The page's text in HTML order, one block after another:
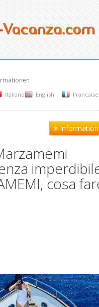
Italiano English Francaise
cosa